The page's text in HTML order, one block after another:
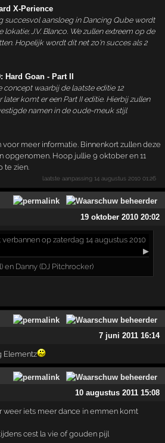
X-Perience
succesvol aansloeg in Dancing Qube wordt
J.V. Blanco. We zullen extreem op de
Hopelijk wordt dit net zo'n succes als 2
Hard Goan - Part II
concept waarbij de laatste editie 12
komt er een Part II editie. Hierbij zullen
namen in de oude-meuk stijl
voor meer informatie. Binnenkort zullen deze
opgenomen. Hoop jullie 9 oktober en 11
te zien.
laatste aanpassing14 augustus 2010 01:26
19 oktober 2010 20:02
op zaterdag 14 augustus 2010
▶
en Danny (DJ Pitchrocker)
7 juni 2011 16:14
Elementz
10 augustus 2011 15:08
weer iets meer dance in emmen komt
cest la vie of gouden pijl